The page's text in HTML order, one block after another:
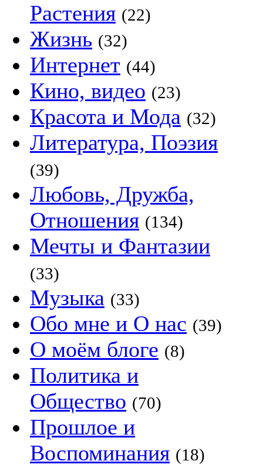
Растения (22)
Жизнь (32)
Интернет (44)
Кино, видео (23)
Красота и Мода (32)
Литература, Поэзия
(39)
Любовь, Дружба,
Отношения (134)
Мечты и Фантазии
(33)
Музыка (33)
Обо мне и О нас (39)
О моём блоге (8)
Политика и
Общество (70)
Прошлое и
Воспоминания (18)